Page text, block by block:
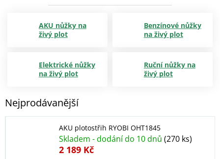
AKU nůžky na
živý plot
Benzínové nůžky
na živý plot
Elektrické nůžky
na živý plot
Ruční nůžky na
živý plot
Nejprodávanější
AKU plotostřih RYOBI OHT1845
Skladem - dodání do 10 dnů (270 ks)
2 189 Kč